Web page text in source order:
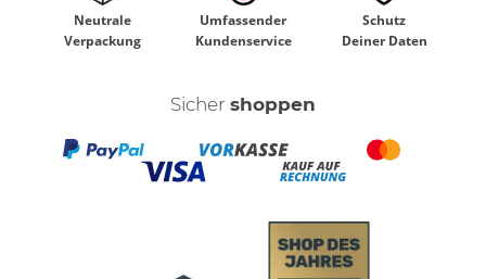
Neutrale
Verpackung
Umfassender
Kundenservice
Schutz
Deiner Daten
Sicher shoppen